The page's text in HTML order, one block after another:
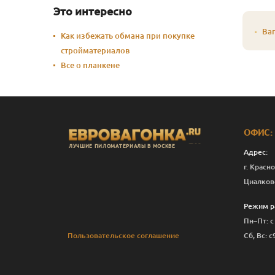
Это интересно
Как избежать обмана при покупке
стройматериалов
Все о планкене
ЛУЧШИЕ ПИЛОМАТЕРИАЛЫ В МОСКВЕ
Пользовательское соглашение
ОФИС:
Адрес:
г.
Режим
Пн–Пт:
Сб, Вс: